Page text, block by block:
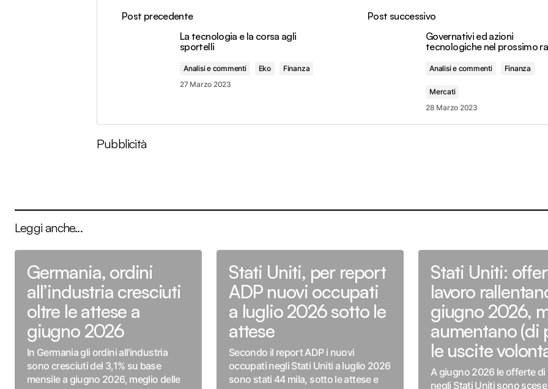
Post precedente
La tecnologia e la corsa agli
sportelli
Analisi e commenti Eko
Finanza
27 Marzo 2023
Post successivo
Governativi ed azioni
tecnologiche nel prossimo
Analisi e commenti Finanza
Mercati
28 Marzo 2023
Pubblicità
Leggi anche...
Germania, ordini
all’industria cresciuti
oltre le attese a
giugno 2026
In Germania gli ordini all'industria
sono cresciuti del 3,1% su base
mensile a giugno 2026, meglio delle
Stati Uniti, per report
ADP nuovi occupati
a luglio 2026 sotto le
attese
Secondo il report ADP i nuovi
occupati negli Stati Uniti a luglio 2026
sono stati 44 mila, sotto le attese e
Stati Uniti:
lavoro
giugno 2026,
aumentano (di
le uscite
A giugno 2026 le offerte di
negli Stati Uniti sono